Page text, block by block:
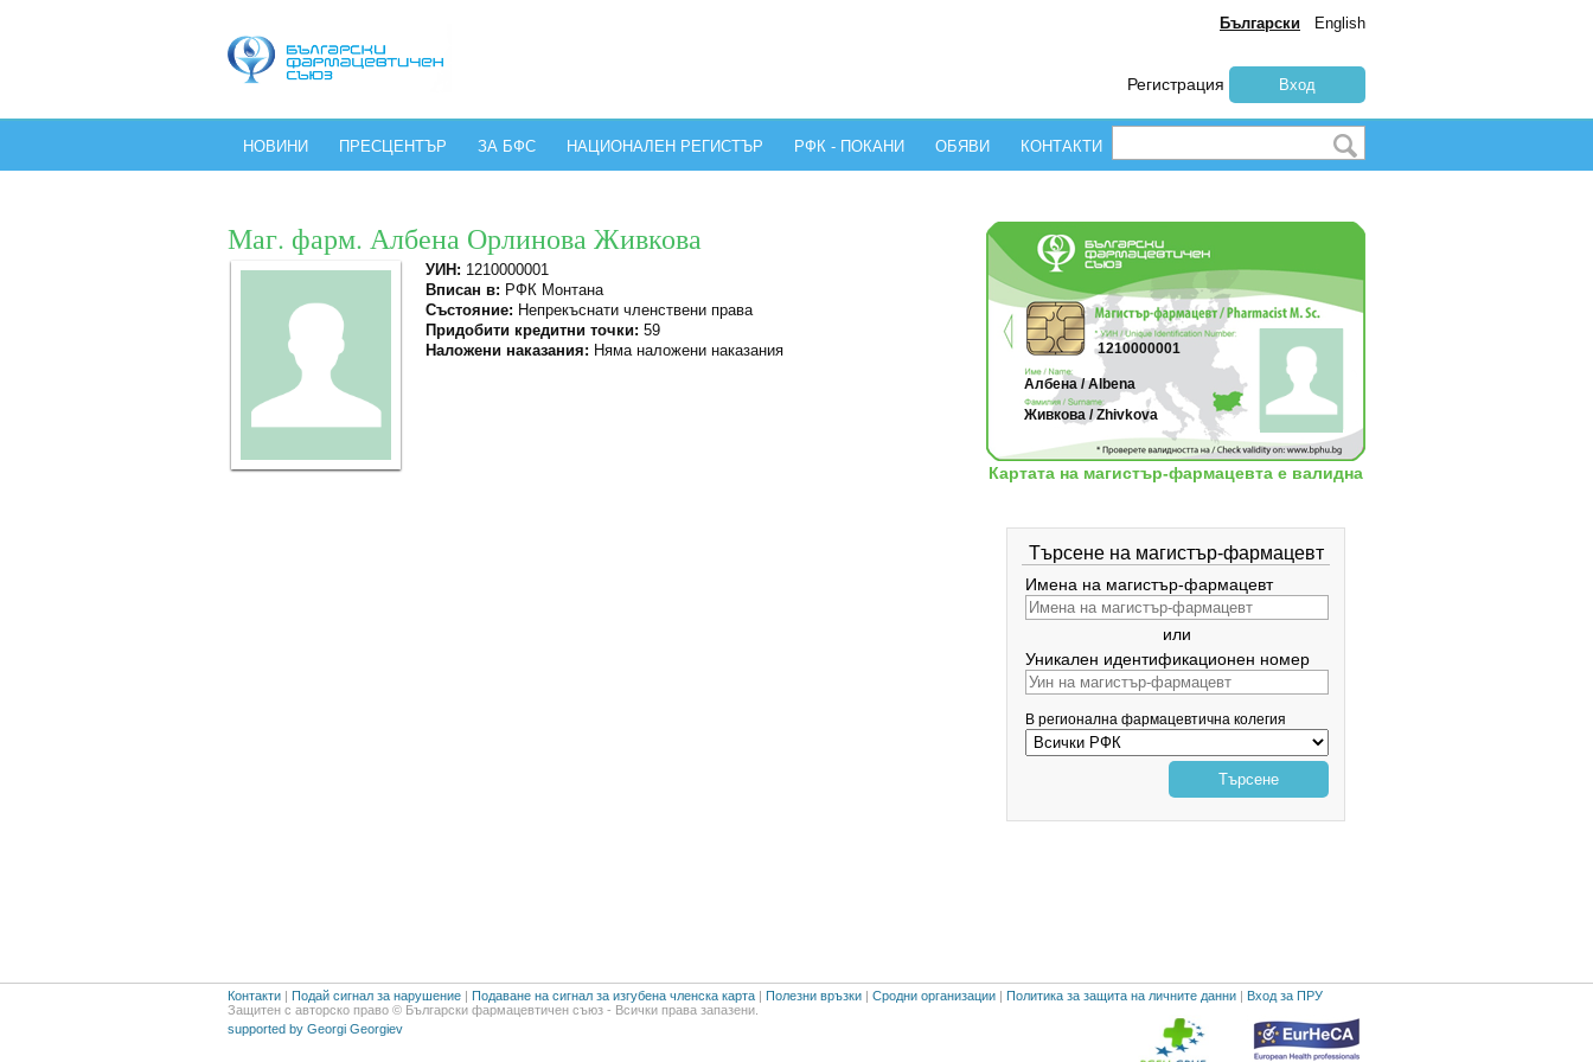
Български English
Регистрация Вход
НОВИНИ ПРЕСЦЕНТЪР ЗА БФС НАЦИОНАЛЕН РЕГИСТЪР РФК - ПОКАНИ ОБЯВИ КОНТАКТИ
Маг. фарм. Албена Орлинова Живкова
УИН: 1210000001
Вписан в: РФК Монтана
Състояние: Непрекъснати членствени права
Придобити кредитни точки: 59
Наложени наказания: Няма наложени наказания 1210000001
Албена / Albena
Живкова / Zhivkova
Картата на магистър-фармацевта е валидна
Търсене на магистър-фармацевт
Имена на магистър-фармацевт
или
Уникален идентификационен номер
В регионална фармацевтична колегия
Търсене
Контакти | Подай сигнал за нарушение | Подаване на сигнал за изгубена членска карта | Полезни връзки | Сродни организации | Политика за защита на личните данни | Вход за ПРУ
Защитен с авторско право © Български фармацевтичен съюз - Всички права запазени.
supported by Georgi Georgiev